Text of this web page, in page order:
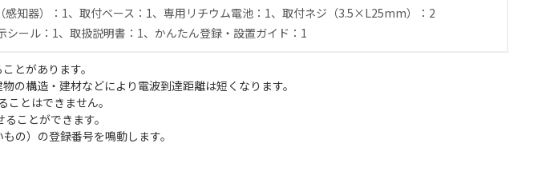
感知器）：1、取付ベース：1、専用リチウム電池：1、取付ネジ（3.5×L25mm）：2
シール：1、取扱説明書：1、かんたん登録・設置ガイド：1
とがあります。
の構造・建材などにより電波到達距離は短くなります。
とはできません。
ることができます。
の）の登録番号を鳴動します。